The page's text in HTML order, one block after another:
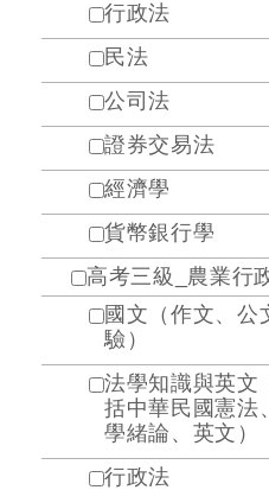
行政法
民法
公司法
證券交易法
經濟學
貨幣銀行學
高考三級_農業行
國文（作文、公
驗）
法學知識與英文
括中華民國憲法
學緒論、英文）
行政法